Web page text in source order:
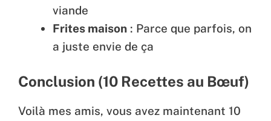
viande
Frites maison : Parce que parfois, on
a juste envie de ça
Conclusion (10 Recettes au Bœuf)
Voilà mes amis, vous avez maintenant 10